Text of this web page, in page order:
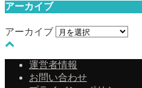
アーカイブ
アーカイブ
運営者情報
お問い合わせ